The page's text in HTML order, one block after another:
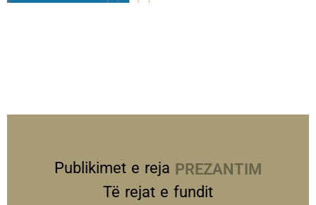
Publikimet e reja PREZANTIME
Të rejat e fundit